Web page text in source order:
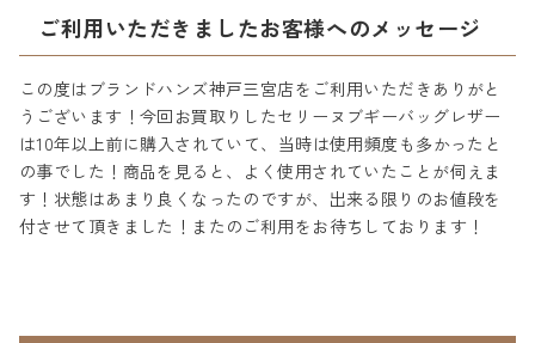
ご利用いただきましたお客様へのメッセージ
この度はブランドハンズ神戸三宮店をご利用いただきありがと
うございます！今回お買取りしたセリーヌブギーバッグレザー
は10年以上前に購入されていて、当時は使用頻度も多かったと
の事でした！商品を見ると、よく使用されていたことが伺えま
す！状態はあまり良くなったのですが、出来る限りのお値段を
付させて頂きました！またのご利用をお待ちしております！